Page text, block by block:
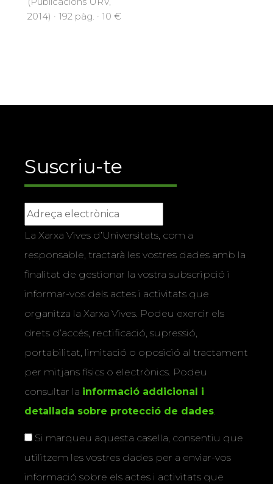
2014) · 192 pàg. · 10 €
Suscriu-te
La Xarxa Vives d’Universitats, com a
responsable, tractarà les vostres dades amb la
finalitat de gestionar la vostra subscripció i
informar-vos dels actes i activitats que
organitza la Xarxa Vives. Podeu exercir els
drets d’accés, rectificació, supressió,
portabilitat, limitació o oposició al tractament
per mitjans físics o electrònics. Podeu
consultar la informació addicional i
detallada sobre protecció de dades.
Si marqueu aquesta casella, consentiu que
utilitzem les vostres dades per a enviar-vos
informació sobre els actes i activitats que